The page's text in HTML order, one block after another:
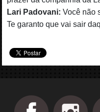
Lari Padovani: Você não
Te garanto que vai sair